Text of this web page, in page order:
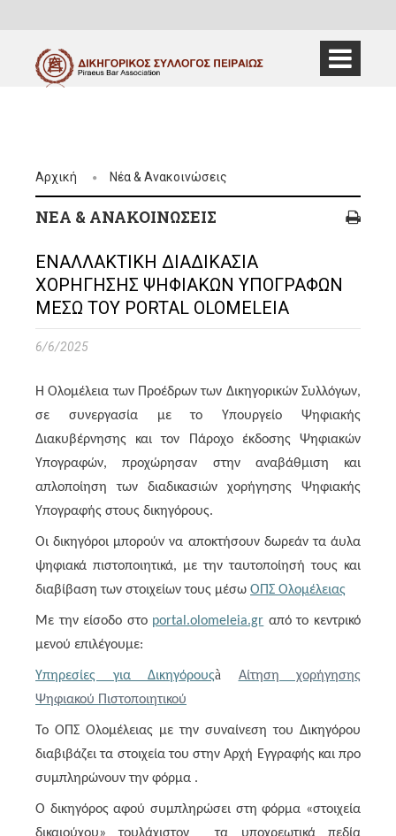
Αρχική Νέα & Ανακοινώσεις
ΝΈΑ & ΑΝΑΚΟΙΝΏΣΕΙΣ
ΕΝΑΛΛΑΚΤΙΚΗ ΔΙΑΔΙΚΑΣΙΑ
ΧΟΡΗΓΗΣΗΣ ΨΗΦΙΑΚΩΝ ΥΠΟΓΡΑΦΩΝ
ΜΕΣΩ ΤΟΥ PORTAL OLOMELEIA
6/6/2025
Η Ολομέλεια των Προέδρων των Δικηγορικών Συλλόγων,
σε συνεργασία με το Υπουργείο Ψηφιακής
Διακυβέρνησης και τον Πάροχο έκδοσης Ψηφιακών
Υπογραφών, προχώρησαν στην αναβάθμιση και
απλοποίηση των διαδικασιών χορήγησης Ψηφιακής
Υπογραφής στους δικηγόρους.
Οι δικηγόροι μπορούν να αποκτήσουν δωρεάν τα άυλα
ψηφιακά πιστοποιητικά, με την ταυτοποίησή τους και
διαβίβαση των στοιχείων τους μέσω ΟΠΣ Ολομέλειας
Με την είσοδο στο portal.olomeleia.gr από το κεντρικό
μενού επιλέγουμε:
Υπηρεσίες για Δικηγόρουςà
Αίτηση χορήγησης
Ψηφιακού Πιστοποιητικού
Το ΟΠΣ Ολομέλειας με την συναίνεση του Δικηγόρου
διαβιβάζει τα στοιχεία του στην Αρχή Εγγραφής και προ
συμπληρώνουν την φόρμα .
Ο δικηγόρος αφού συμπληρώσει στη φόρμα «στοιχεία